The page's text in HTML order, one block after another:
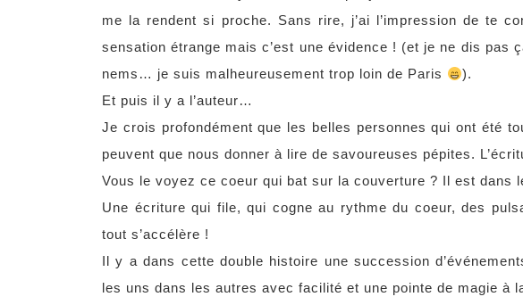
me la rendent si proche. Sans rire, j’ai l’impression de te
sensation étrange mais c’est une évidence ! (et je ne dis pas
nems… je suis malheureusement trop loin de Paris
).
Et puis il y a l’auteur…
Je crois profondément que les belles personnes qui ont été
peuvent que nous donner à lire de savoureuses pépites.
Vous le voyez ce coeur qui bat sur la couverture ? Il est dans
Une écriture qui file, qui cogne au rythme du coeur, des
tout s’accélère !
Il y a dans cette double histoire une succession
les uns dans les autres avec facilité et une pointe de magie à